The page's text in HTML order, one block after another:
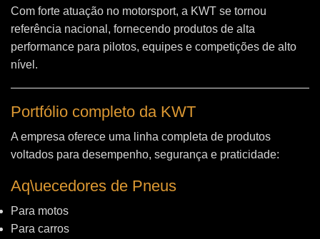
Com forte atuação no motorsport, a KWT se tornou
referência nacional, fornecendo produtos de alta
performance para pilotos, equipes e competições de alto
nível.
Portfólio completo da KWT
A empresa oferece uma linha completa de produtos
voltados para desempenho, segurança e praticidade:
Aq\uecedores de Pneus
Para motos
Para carros